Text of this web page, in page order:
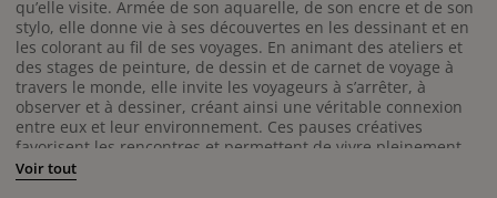
qu’elle visite. Armée de son aquarelle, de son encre et de son
stylo, elle donne vie à ses découvertes en les dessinant et en
les colorant au fil de ses voyages. En animant des ateliers et
des stages de peinture, de dessin et de carnet de voyage à
travers le monde, elle invite les voyageurs à s’arrêter, à
observer et à dessiner, créant ainsi une véritable connexion
entre eux et leur environnement. Ces pauses créatives
favorisent les rencontres et permettent de vivre pleinement
chaque instant, éveillant ainsi les sens et les émotions. Plus
qu’une simple consommation de voyages, cette approche
Voir tout